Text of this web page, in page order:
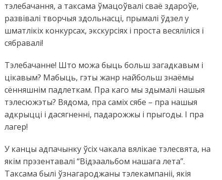
тэлебачання, а таксама ўмацоўвалі сваё здароўе,
развівалі творчыя здольнасці, прымалі ўдзел у
шматлікіх конкурсах, экскурсіях і проста весяліліся і
сябравалі!
Тэлебачанне! Што можа быць больш загадкавым і
цікавым? Мабыць, гэты жанр найбольш знаёмы
сённяшнім падлеткам. Пра каго мы здымалі нашыя
тэлесюжэты? Вядома, пра саміх сябе – пра нашыя
адкрыцці і дасягненні, падарожжы і прыгоды. І пра
лагер!
У канцы адпачынку ўсіх чакала вялікае тэлесвята, на
якім прэзентавалі “Відэаальбом нашага лета”.
Таксама былі ўзнагароджаны тэлекампаніі, якія